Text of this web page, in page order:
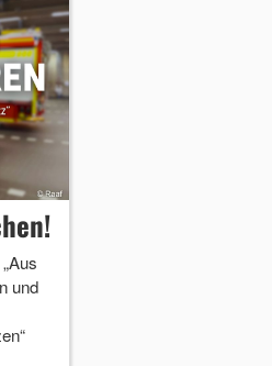
und